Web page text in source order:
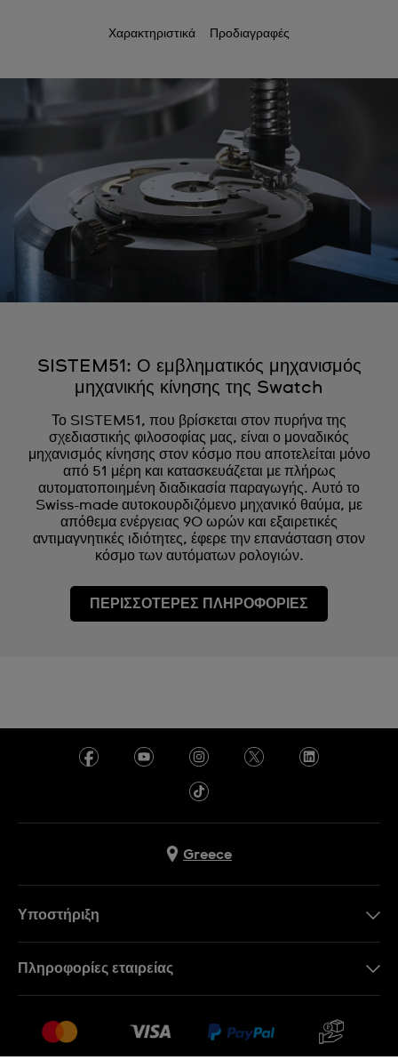
Χαρακτηριστικά Προδιαγραφές
SISTEM51: Ο εμβληματικός μηχανισμός
μηχανικής κίνησης της Swatch
Το SISTEM51, που βρίσκεται στον πυρήνα της
σχεδιαστικής φιλοσοφίας μας, είναι ο μοναδικός
μηχανισμός κίνησης στον κόσμο που αποτελείται μόνο
από 51 μέρη και κατασκευάζεται με πλήρως
αυτοματοποιημένη διαδικασία παραγωγής. Αυτό το
Swiss-made αυτοκουρδιζόμενο μηχανικό θαύμα, με
απόθεμα ενέργειας 90 ωρών και εξαιρετικές
αντιμαγνητικές ιδιότητες, έφερε την επανάσταση στον
κόσμο των αυτόματων ρολογιών.
ΠΕΡΙΣΣΟΤΕΡΕΣ ΠΛΗΡΟΦΟΡΙΕΣ
Greece
Υποστήριξη
Επιστροφές
Πληροφορίες εταιρείας
Θέσεις Εργασίας